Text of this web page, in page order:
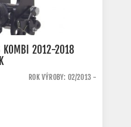
KOMBI 2012-2018
ROK VÝROBY: 02/2013 -